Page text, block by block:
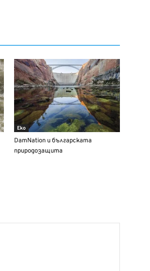
Еко
DamNation и българската
природозащита